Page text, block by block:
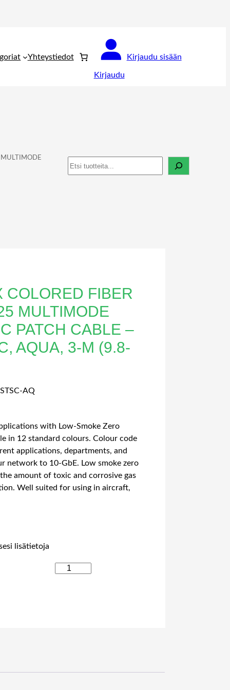
Yhteystiedot
Kirjaudu
Kirjaudu sisään
Haku
COLORED FIBER
MULTIMODE
PATCH CABLE –
AQUA, 3-M (9.8-
AQ
with Low-Smoke Zero
in 12 standard colours. Colour code
applications, departments, and
network to 10-GbE. Low smoke zero
amount of toxic and corrosive gas
Well suited for using in aircraft,
lisätietoja